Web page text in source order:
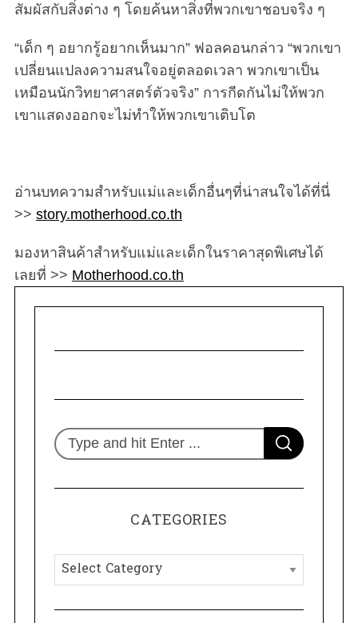
สัมผัสกับสิ่งต่าง ๆ โดยค้นหาสิ่งที่พวกเขาชอบจริง ๆ
“เด็ก ๆ อยากรู้อยากเห็นมาก” ฟอลคอนกล่าว “พวกเขา
เปลี่ยนแปลงความสนใจอยู่ตลอดเวลา พวกเขาเป็น
เหมือนนักวิทยาศาสตร์ตัวจริง” การกีดกันไม่ให้พวก
เขาแสดงออกจะไม่ทำให้พวกเขาเติบโต
อ่านบทความสำหรับแม่และเด็กอื่นๆที่น่าสนใจได้ที่นี่
>> story.motherhood.co.th
มองหาสินค้าสำหรับแม่และเด็กในราคาสุดพิเศษได้
เลยที่ >> Motherhood.co.th
S
e
r
S
E
C
CATEGORIES
C
a
t